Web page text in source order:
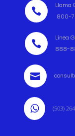

Llama
800-

Línea
888-

 (503)